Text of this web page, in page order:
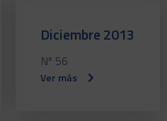
Diciembre 2013
Nº 56
Ver más